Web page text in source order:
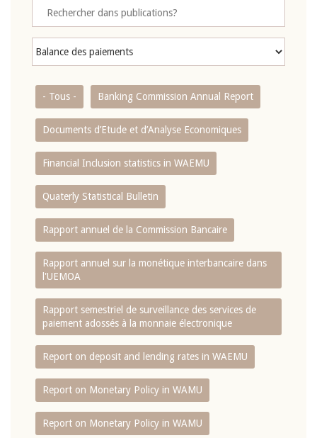
- Tous - Banking Commission Annual Report
Documents d’Etude et d’Analyse Economiques
Financial Inclusion statistics in WAEMU
Quaterly Statistical Bulletin
Rapport annuel de la Commission Bancaire
Rapport annuel sur la monétique interbancaire dans
l'UEMOA
Rapport semestriel de surveillance des services de
paiement adossés à la monnaie électronique
Report on deposit and lending rates in WAEMU
Report on Monetary Policy in WAMU
Report on Monetary Policy in WAMU